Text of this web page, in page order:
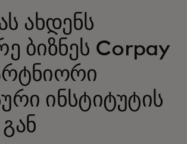
ახდენს
ბიზნეს Corpay
ინსტიტუტის